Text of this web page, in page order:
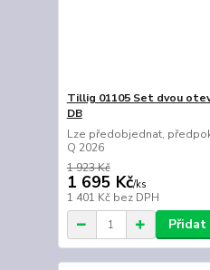
Tillig 01105 Set dvou
DB
Lze předobjednat,
Q 2026
1 923 Kč
1 695 Kč/ks
1 401 Kč bez DPH
Přidat